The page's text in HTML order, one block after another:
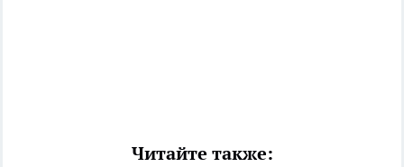
Читайте также: